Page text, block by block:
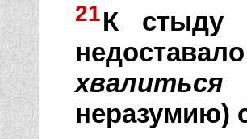
21К стыду
хвалиться
неразумию)